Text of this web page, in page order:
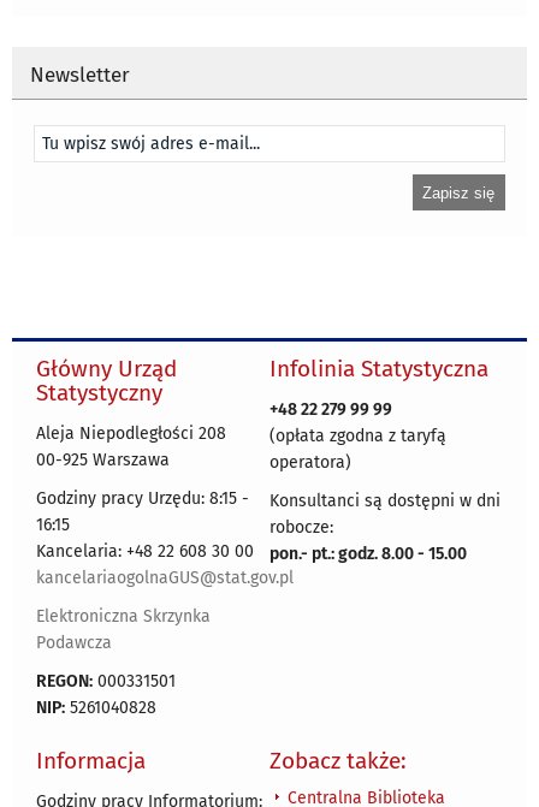
Newsletter
Główny Urząd
Statystyczny
Aleja Niepodległości 208
00-925 Warszawa
Godziny pracy Urzędu: 8:15 -
16:15
Kancelaria: +48 22 608 30 00
kancelariaogolnaGUS@stat.gov.pl
Elektroniczna Skrzynka
Podawcza
REGON: 000331501
NIP: 5261040828
Infolinia Statystyczna
+48 22 279 99 99
(opłata zgodna z taryfą
operatora)
Konsultanci są dostępni w dni
robocze:
pon.- pt.: godz. 8.00 - 15.00
Informacja
Godziny pracy Informatorium:
Zobacz także:
Centralna Biblioteka